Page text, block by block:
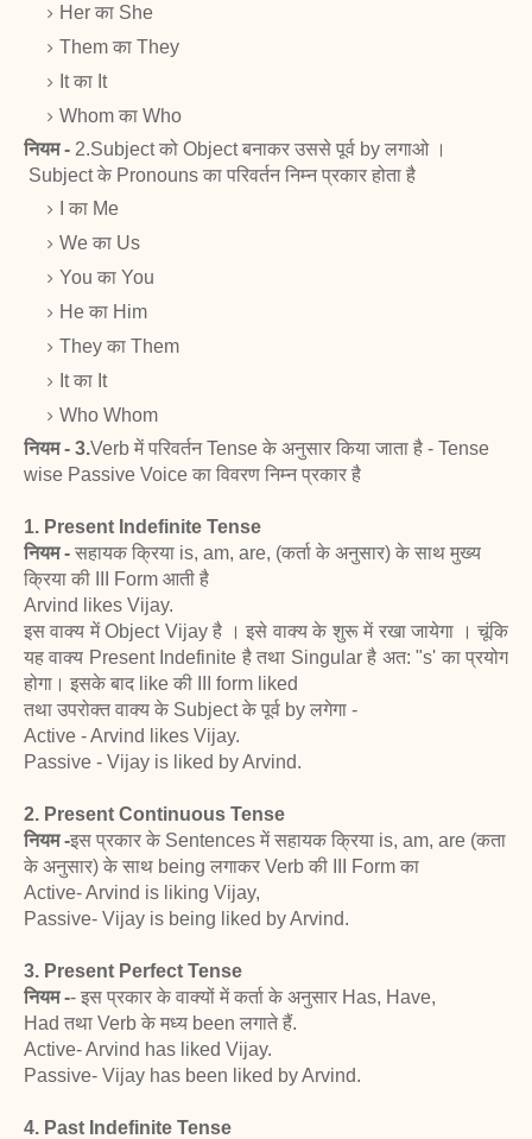
Her का She
Them का They
It का It
Whom का Who
नियम - 2.Subject को Object बनाकर उससे पूर्व by लगाओ ।
Subject के Pronouns का परिवर्तन निम्न प्रकार होता है
I का Me
We का Us
You का You
He का Him
They का Them
It का It
Who Whom
नियम - 3.Verb में परिवर्तन Tense के अनुसार किया जाता है - Tense
wise Passive Voice का विवरण निम्न प्रकार है
1. Present Indefinite Tense
नियम - सहायक क्रिया is, am, are, (कर्ता के अनुसार) के साथ मुख्य
क्रिया की III Form आती है
Arvind likes Vijay.
इस वाक्य में Object Vijay है । इसे वाक्य के शुरू में रखाजायेगा । चूंकि
यह वाक्य Present Indefinite है तथा Singular है अत: "s' का प्रयोग
होगा। इसके बाद like की III form liked
तथा उपरोक्त वाक्य के Subject के पूर्व by लगेगा -
Active - Arvind likes Vijay.
Passive - Vijay is liked by Arvind.
2. Present Continuous Tense
नियम -इस प्रकार के Sentences में सहायक क्रिया is, am, are (कता
के अनुसार) के साथ being लगाकर Verb की III Form का
Active- Arvind is liking Vijay,
Passive- Vijay is being liked by Arvind.
3. Present Perfect Tense
नियम -- इस प्रकार के वाक्यों में कर्ता के अनुसार Has, Have,
Had तथा Verb के मध्य been लगाते हैं.
Active- Arvind has liked Vijay.
Passive- Vijay has been liked by Arvind.
4. Past Indefinite Tense